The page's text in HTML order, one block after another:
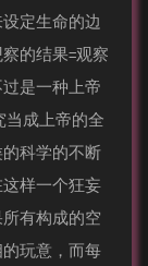
定生命的边
的结果=观察
是一种上帝
当成上帝的全
科学的不断
样一个狂妄
有构成的空
玩意，而每